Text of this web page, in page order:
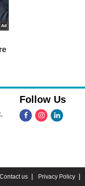
Follow Us
Contact us Privacy Policy